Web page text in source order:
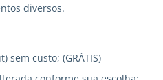
diversos.
sem custo; (GRÁTIS)